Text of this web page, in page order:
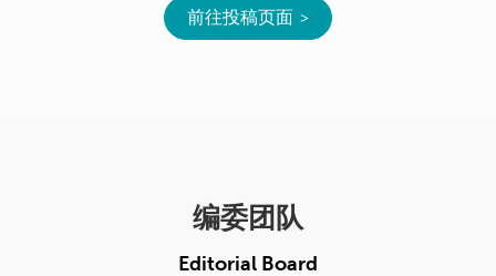
前往投稿页面
编委团队
Editorial Board